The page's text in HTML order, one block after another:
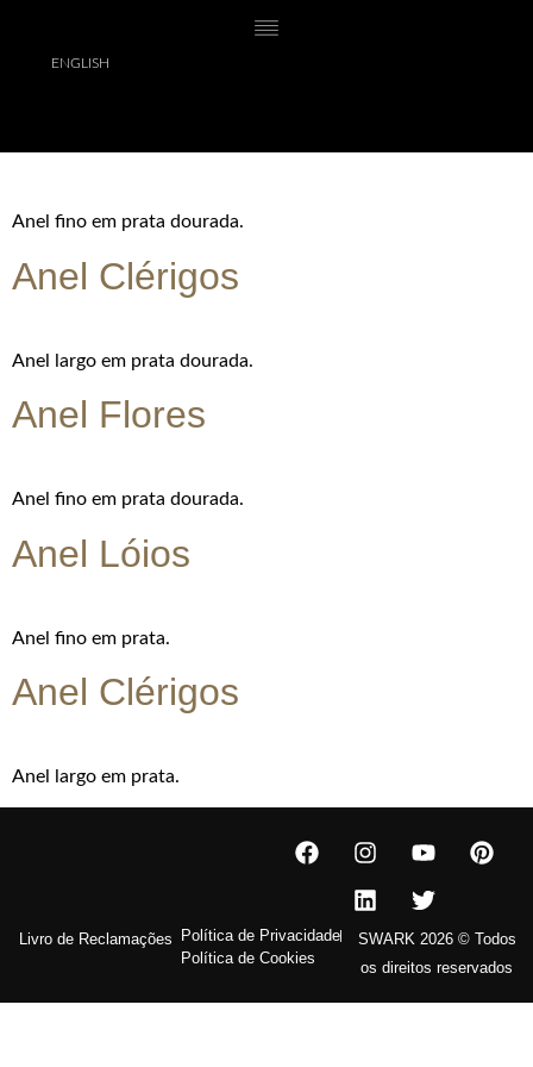
ENGLISH
Anel fino em prata dourada.
Anel Clérigos
Anel largo em prata dourada.
Anel Flores
Anel fino em prata dourada.
Anel Lóios
Anel fino em prata.
Anel Clérigos
Anel largo em prata.
Livro de Reclamações
Política de Privacidade
Política de Cookies
SWARK 2026 © Todos
os direitos reservados